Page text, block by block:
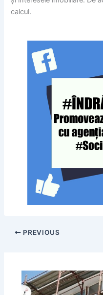
calcul.
PREVIOUS